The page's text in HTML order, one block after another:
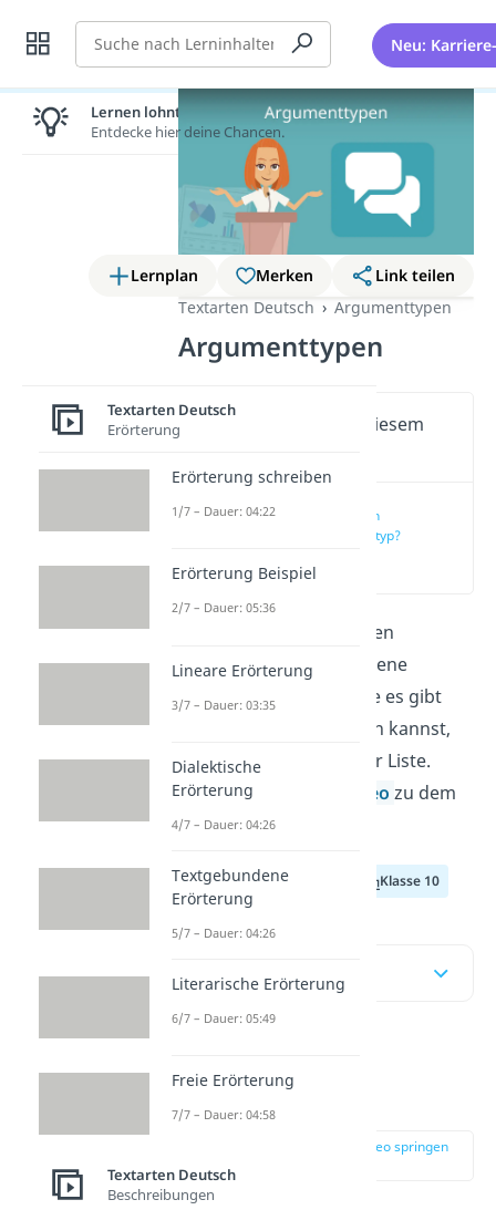
Suche Neu:
Lernplan Merken
Link teilen
Textarten Deutsch
Argumenttypen
Argumenttypen
Wichtige Inhalte in diesem
Was ist ein
Argumenttyp?
In argumentativen Texten
begegnen dir verschiedene
Argumenttypen. Welche es gibt
und wie du sie erkennen kannst,
zeigen wir dir in unserer Liste.
Schau dir auch das
Video zu dem
Thema an!
Klasse 8 Klasse 10
Inhaltsübersicht
Was ist ein
Argumenttyp?
zur Stelle im Video springen
Lernen lohnt sich!
Entdecke hier deine Chancen.
Textarten Deutsch
Erörterung
Erörterung schreiben
1/7 – Dauer: 04:22
Erörterung Beispiel
2/7 – Dauer: 05:36
Lineare Erörterung
3/7 – Dauer: 03:35
Dialektische
Erörterung
4/7 – Dauer: 04:26
Textgebundene
Erörterung
5/7 – Dauer: 04:26
Literarische Erörterung
6/7 – Dauer: 05:49
Freie Erörterung
7/7 – Dauer: 04:58
Textarten Deutsch
Beschreibungen